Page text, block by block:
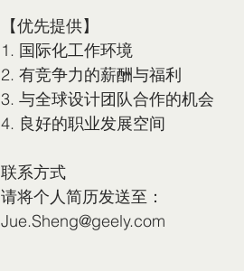
【优先提供】
1. 国际化工作环境
2. 有竞争力的薪酬与福利
3. 与全球设计团队合作的机会
4. 良好的职业发展空间
联系方式
请将个人简历发送至：
Jue.Sheng@geely.com